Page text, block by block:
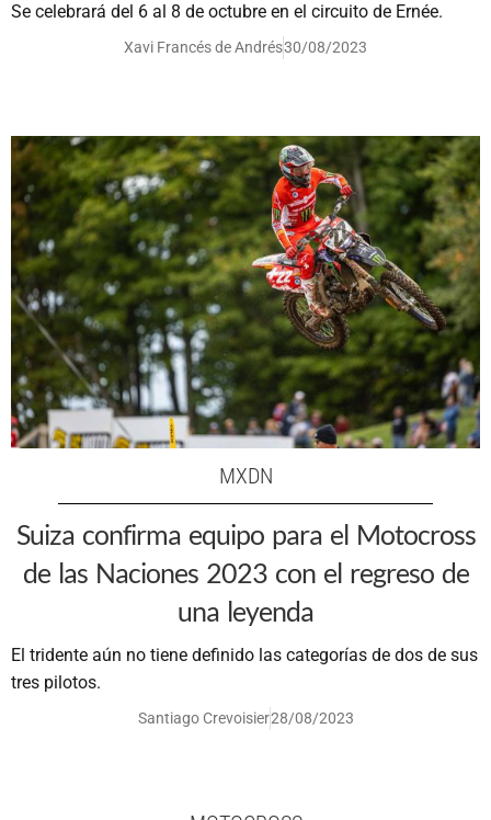
Se celebrará del 6 al 8 de octubre en el circuito de Ernée.
Xavi Francés de Andrés30/08/2023
MXDN
Suiza confirma equipo para el Motocross
de las Naciones 2023 con el regreso de
una leyenda
El tridente aún no tiene definido las categorías de dos de sus
tres pilotos.
Santiago Crevoisier28/08/2023